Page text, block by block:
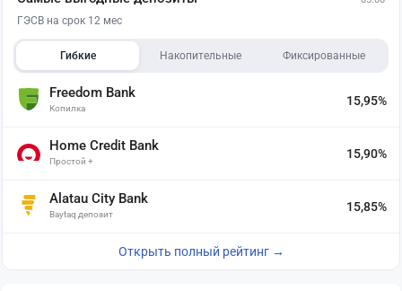
ГЭСВ на срок 12 мес
Гибкие Накопительные Фиксированные
Freedom Bank
Копилка
15,95%
Home Credit Bank
Простой +
15,90%
Alatau City Bank
Baytaq депозит
15,85%
Открыть полный рейтинг →